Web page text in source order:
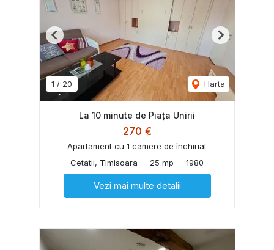
1 / 20 Harta
Previous Next
La 10 minute de Piața Unirii
270 €
Apartament cu 1 camere de închiriat
Cetatii, Timisoara
25 mp 1980
Vezi mai multe detalii